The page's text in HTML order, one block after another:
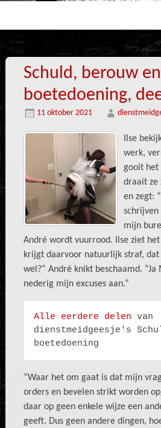
Schuld, berouw en
boetedoening,
11 oktober 2021
Ilse
werk,
gooit het
draait ze
en zegt:
schrijven
mijn
André wordt vuurrood. Ilse ziet het
krijgt daarvoor natuurlijk straf,
wel?” André knikt beschaamd.
nederig mijn excuses aan.”
Alle eerdere delen van
dienstmeidgeesje's
boetedoening
“Waar het om gaat is dat mijn
orders en bevelen strikt worden
daar op geen enkele wijze een
geeft. Dus geen andere dingen,